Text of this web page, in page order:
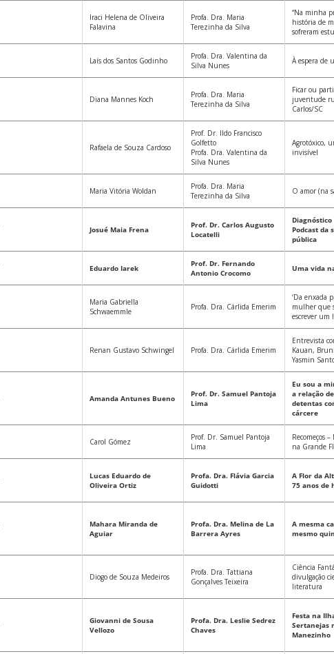
Iraci Helena de Oliveira
Falavina
Profa. Dra. Maria
Terezinha da Silva
“Na minha
história de
sofreram
Laís dos Santos Godinho
Profa. Dra. Valentina da
Silva Nunes
À espera de
Diana Mannes Koch
Profa. Dra. Maria
Terezinha da Silva
Ficar ou
juventude
Carlos/SC
Rafaela de Souza Cardoso
Prof. Dr. Ildo Francisco
Golfetto
Profa. Dra. Valentina da
Silva Nunes
Agrotóxico,
invisível
Maria Vitória Woldan
Profa. Dra. Maria
Terezinha da Silva
O amor (na
Josué Maia Frena
Prof. Dr. Carlos Augusto
Locatelli
Diagnóstico
Podcast da
pública
Eduardo Iarek
Prof. Dr. Fernando
Antonio Crocomo
Uma vida
Maria Gabriella
Schwaemmle
Profa. Dra. Cárlida Emerim
‘Da enxada
mulher que
escrever um
Renan Gustavo Schwingel Profa. Dra. Cárlida Emerim
Entrevista
Kauan,
Yasmin
Amanda Antunes Bueno
Prof. Dr. Samuel Pantoja
Lima
Eu sou a
a relação
detentas
cárcere
Carol Gómez
Prof. Dr. Samuel Pantoja
Lima
Recomeços
na Grande
Lucas Eduardo de
Oliveira Ortiz
Profa. Dra. Flávia Garcia
Guidotti
A Flor da
75 anos de
Mahara Miranda de
Aguiar
Profa. Dra. Melina de La
Barrera Ayres
A mesma
mesmo
Diogo de Souza Medeiros
Profa. Dra. Tattiana
Gonçalves Teixeira
Ciência
divulgação
literatura
Giovanni de Sousa
Vellozo
Profa. Dra. Leslie Sedrez
Chaves
Festa na
Sertanejas
Manezinho